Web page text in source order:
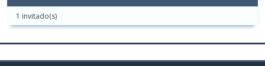
1 invitado(s)